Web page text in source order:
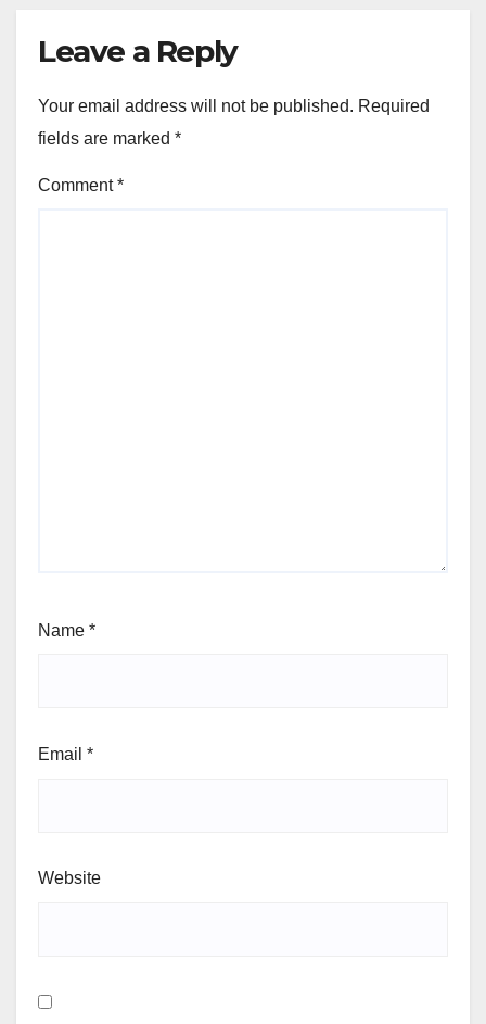
Leave a Reply
Your email address will not be published. Required
fields are marked *
Comment*
Name *
Email *
Website